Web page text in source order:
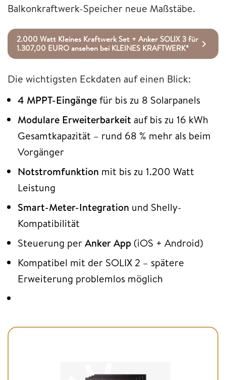
Balkonkraftwerk-Speicher neue Maßstäbe.
2.000 Watt Kleines Kraftwerk Set + Anker SOLIX 3 für
1.307,00 EURO ansehen bei KLEINES KRAFTWERK*
Die wichtigsten Eckdaten auf einen Blick:
4 MPPT-Eingängefür bis zu 8 Solarpanels
Modulare Erweiterbarkeit auf bis zu 16 kWh
Gesamtkapazität – rund 68 % mehr als beim
Vorgänger
Notstromfunktion mit bis zu 1.200 Watt
Leistung
Smart-Meter-Integration und Shelly-
Kompatibilität
Steuerung perAnker App (iOS + Android)
Kompatibel mit der SOLIX 2 – spätere
Erweiterung problemlos möglich